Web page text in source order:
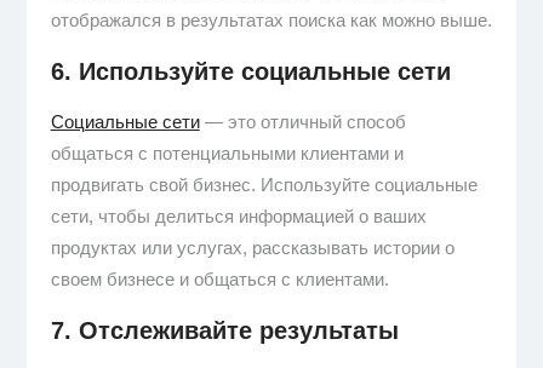
отображался в результатах поиска как можно выше.
6. Используйте социальные сети
Социальные сети— это отличный способ
общаться с потенциальными клиентами и
продвигать свой бизнес. Используйте социальные
сети, чтобы делиться информацией о ваших
продуктах или услугах, рассказывать истории о
своем бизнесе и общаться с клиентами.
7. Отслеживайте результаты